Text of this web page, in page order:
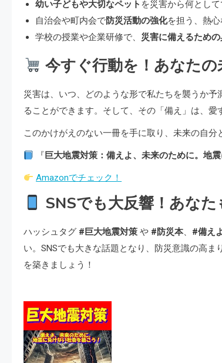
幼い子どもや大切なペット を災害から何とし
自治会や町内会で防災活動の強化を担う、熱心
学校の授業や企業研修で、 災害に備えるため
今すぐ行動を！あなた
災害は、いつ、どのような形で私たちを襲うか予
ることができます。そして、その「備え」は、愛
このかけがえのない一冊を手に取り、未来の自
『 巨大地震対策：備えよ、未来のために。地
Amazonでチェック！
SNSでも大反響！あなた
ハッシュタグ #巨大地震対策 や #防災本、 #備え
い。SNSでも大きな話題となり、防災意識の高
を築きましょう！